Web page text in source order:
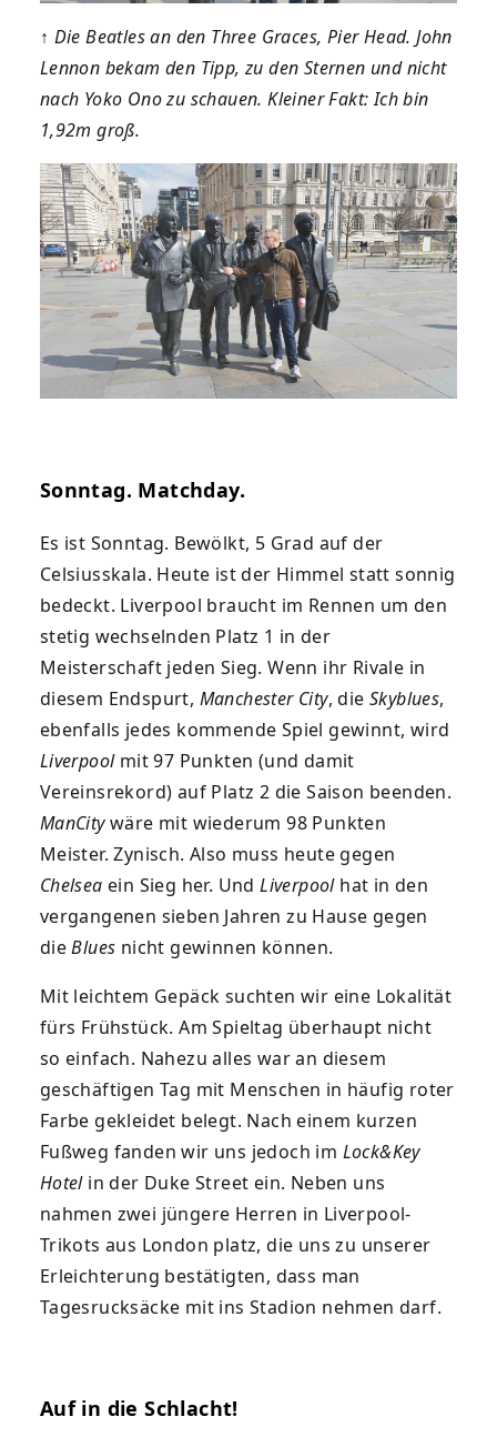
↑ Die Beatles an den Three Graces, Pier Head. John
Lennon bekam den Tipp, zu den Sternen und nicht
nach Yoko Ono zu schauen. Kleiner Fakt: Ich bin
1,92m groß.
Sonntag. Matchday.
Es ist Sonntag. Bewölkt, 5 Grad auf der
Celsiusskala. Heute ist der Himmel statt sonnig
bedeckt. Liverpool braucht im Rennen um den
stetig wechselnden Platz 1 in der
Meisterschaft jeden Sieg. Wenn ihr Rivale in
diesem Endspurt, Manchester City, dieSkyblues,
ebenfalls jedes kommende Spiel gewinnt, wird
Liverpoolmit 97 Punkten (und damit
Vereinsrekord) auf Platz 2 die Saison beenden.
ManCitywäre mit wiederum 98 Punkten
Meister. Zynisch. Also muss heute gegen
Chelsea ein Sieg her. UndLiverpoolhat in den
vergangenen sieben Jahren zu Hause gegen
dieBlues nicht gewinnen können.
Mit leichtem Gepäck suchten wir eine Lokalität
fürs Frühstück. Am Spieltag überhaupt nicht
so einfach. Nahezu alles war an diesem
geschäftigen Tag mit Menschen in häufig roter
Farbe gekleidet belegt. Nach einem kurzen
Fußweg fanden wir uns jedoch im Lock&Key
Hotelin der Duke Street ein. Neben uns
nahmen zwei jüngere Herren in Liverpool-
Trikots aus London platz, die uns zu unserer
Erleichterung bestätigten, dass man
Tagesrucksäcke mit ins Stadion nehmen darf.
Auf in die Schlacht!